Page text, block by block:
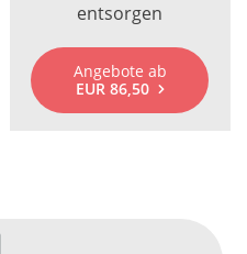
entsorgen
Angebote ab
EUR 86,50